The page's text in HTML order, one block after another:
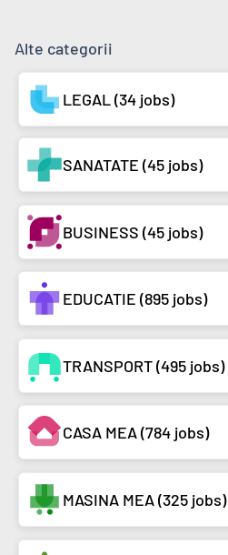
Alte categorii
LEGAL (34 jobs)
SANATATE (45 jobs)
BUSINESS (45 jobs)
EDUCATIE (895 jobs)
TRANSPORT (495 jobs)
CASA MEA (784 jobs)
MASINA MEA (325 jobs)